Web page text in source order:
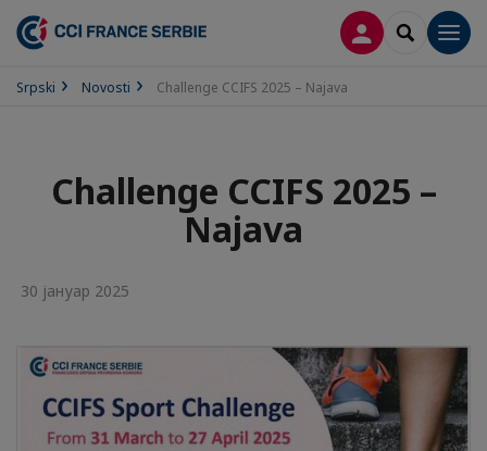
PRIJAVASEARCH
Srpski Novosti Challenge CCIFS 2025 – Najava
Challenge CCIFS 2025 –
Najava
30 јануар 2025